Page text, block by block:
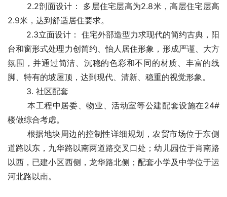
2.2剖面设计： 多层住宅层高为2.8米，高层住宅层高
2.9米，达到舒适居住要求。
2.3立面设计： 住宅外部造型力求现代的简约古典，阳
台和窗形式处理力创简约、怡人居住形象，形成严谨、大方
氛围，并通过简洁、沉稳的色彩和不同的材质、丰富的线
脚、特有的坡屋顶，达到现代、清新、稳重的视觉形象。
3. 社区配套
本工程中居委、物业、活动室等公建配套设施在24#
楼做综合考虑。
根据地块周边的控制性详细规划，农贸市场位于东侧
道路以东，九华路以南两道路交叉口处；幼儿园位于肖南路
以西，已建小区西侧，龙华路北侧；配套小学及中学位于运
河北路以南。